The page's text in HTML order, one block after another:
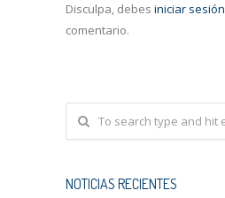
Disculpa, debes iniciar sesión
comentario.
NOTICIAS RECIENTES